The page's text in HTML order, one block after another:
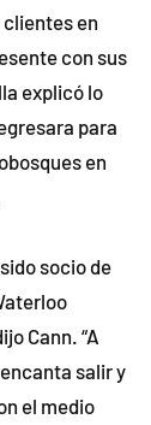
en
con sus
explicó lo
para
en
socio de
Cann. “A
salir y
el medio